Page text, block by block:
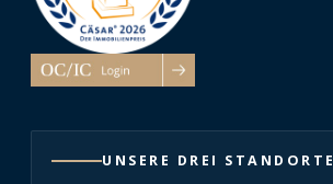
UNSERE DREI STANDORTE